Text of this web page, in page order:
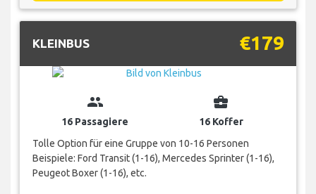
KLEINBUS €179
group
16 Passagiere
business_center
16 Koffer
Tolle Option für eine Gruppe von 10-16 Personen
Beispiele: Ford Transit (1-16), Mercedes Sprinter (1-16),
Peugeot Boxer (1-16), etc.